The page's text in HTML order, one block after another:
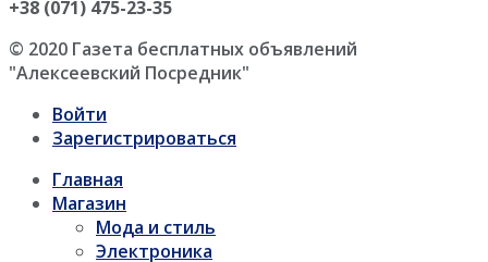
+38 (071) 475-23-35
© 2020 Газета бесплатных объявлений
"Алексеевский Посредник"
Войти
Зарегистрироваться
Главная
Магазин
Мода и стиль
Электроника